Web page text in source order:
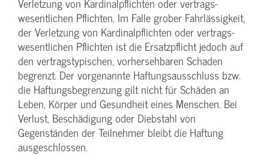
wesentlichen Pflichten. Im Falle grober Fahrlässigkeit,
der Verletzung von Kardinalpflichten oder vertrags­
wesentlichen Pflichten ist die Ersatzpflicht jedoch auf
den vertragstypischen, vorhersehbaren Schaden
begrenzt. Der vorgenannte Haftungs­ausschluss bzw.
die Haftungs­begrenzung gilt nicht für Schäden an
Leben, Körper und Gesundheit eines Menschen. Bei
Verlust, Beschädigung oder Diebstahl von
Gegenständen der Teilnehmer bleibt die Haftung
ausgeschlossen.